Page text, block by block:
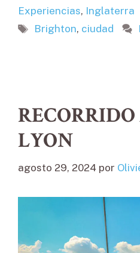
Experiencias, Inglaterra
Etiquetas
Brighton, ciudad
LYON
agosto 29, 2024 por